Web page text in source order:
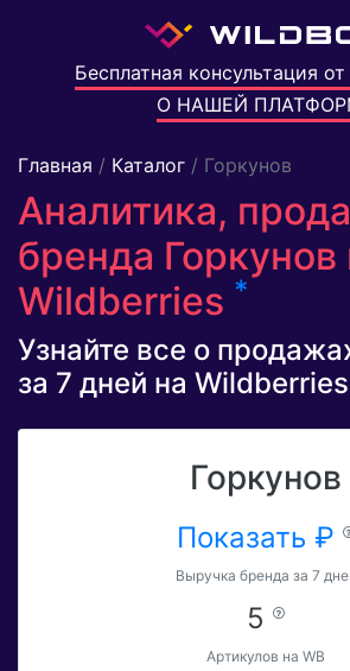
Бесплатная консультация
О НАШЕЙ
Главная / Каталог / Горкунов
Аналитика,
бренда Горкунов
Wildberries *
Узнайте все о
за 7 дней на Wildberries
Горкунов
Показать ₽
Выручка бренда за 7
5
Артикулов на WB